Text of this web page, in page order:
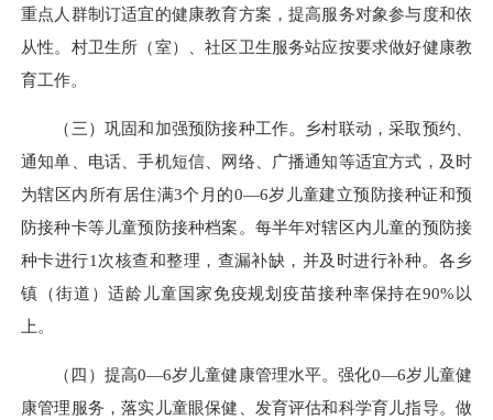
重点人群制订适宜的健康教育方案，提高服务对象参与度和依
从性。村卫生所（室）、社区卫生服务站应按要求做好健康教
育工作。
（三）巩固和加强预防接种工作。乡村联动，采取预约、
通知单、电话、手机短信、网络、广播通知等适宜方式，及时
为辖区内所有居住满3个月的0—6岁儿童建立预防接种证和预
防接种卡等儿童预防接种档案。每半年对辖区内儿童的预防接
种卡进行1次核查和整理，查漏补缺，并及时进行补种。各乡
镇（街道）适龄儿童国家免疫规划疫苗接种率保持在90%以
上。
（四）提高0—6岁儿童健康管理水平。强化0—6岁儿童健
康管理服务，落实儿童眼保健、发育评估和科学育儿指导。做